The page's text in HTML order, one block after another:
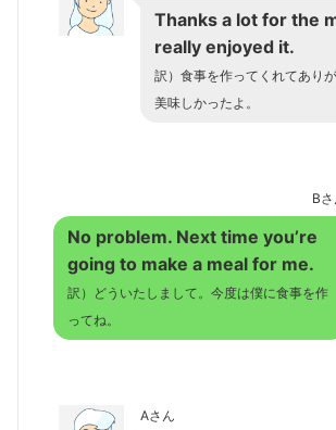
Thanks a lot for the
really enjoyed it.
訳）食事を作ってくれてあり
美味しかったよ。
B
No problem. Next time you’re
going to make a meal for me.
訳）どういたしまして。今度は僕に食事を作
ってね。
Aさん